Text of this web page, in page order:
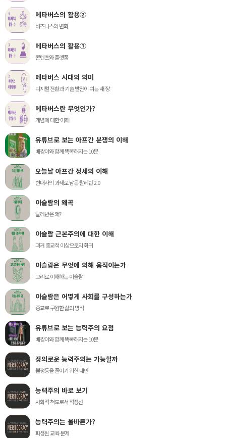
메타버스의 활용②
비즈니스의 변화
메타버스의 활용①
콘텐츠와 플랫폼
메타버스 시대의 의미
디지털 전환과 기술 발전이 여는 새 장
메타버스란 무엇인가?
개념에 대한 이해
유튜브로 보는 아프간 분쟁의 이해
베짱이와 함께 똑똑해지는 10분
오늘날 아프간 정세의 이해
현대사의 과제로 남은 탈레반 2.0
이슬람의 왜곡
탈레반은 왜?
이슬람 근본주의에 대한 이해
과거 종교적 이상으로의 회귀
이슬람은 무엇에 의해 움직이는가
교리로 이해하는 이슬람
이슬람은 어떻게 사회를 구성하는가
종교로 구원한 삶의 방식
유튜브로 보는 능력주의 요점
베짱이와 함께 똑똑해지는 10분
정의로운 능력주의는 가능할까
불평등을 줄이기 위한 대안
능력주의 바로 보기
사회적 척도로서 적정선
능력주의는 올바른가?
파생된 교육 문제